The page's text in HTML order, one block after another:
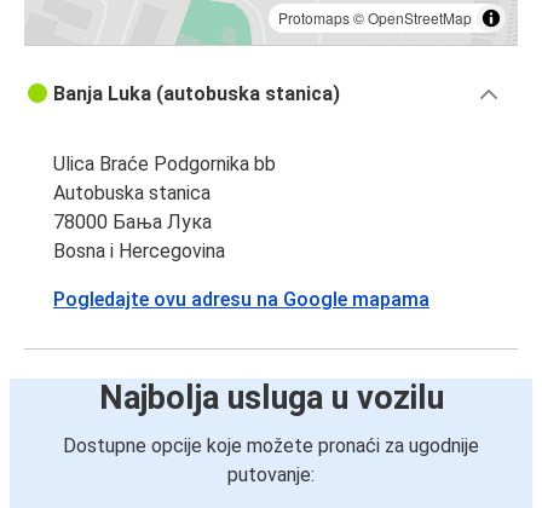
Protomaps©OpenStreetMap
Banja Luka (autobuska stanica)
Ulica Braće Podgornika bb
Autobuska stanica
78000 Бања Лука
Bosna i Hercegovina
Pogledajte ovu adresu na Google mapama
Najbolja usluga u vozilu
Dostupne opcije koje možete pronaći za ugodnije
putovanje: